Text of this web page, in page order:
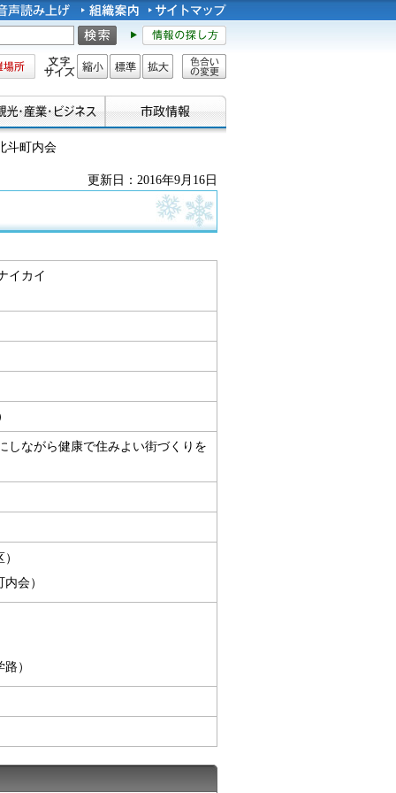
文字サイズ
縮小 標準 拡大
色合い
斗町内会
更新日：2016年9月16日
イカイ
しながら健康で住みよい街づくりを
会）
）